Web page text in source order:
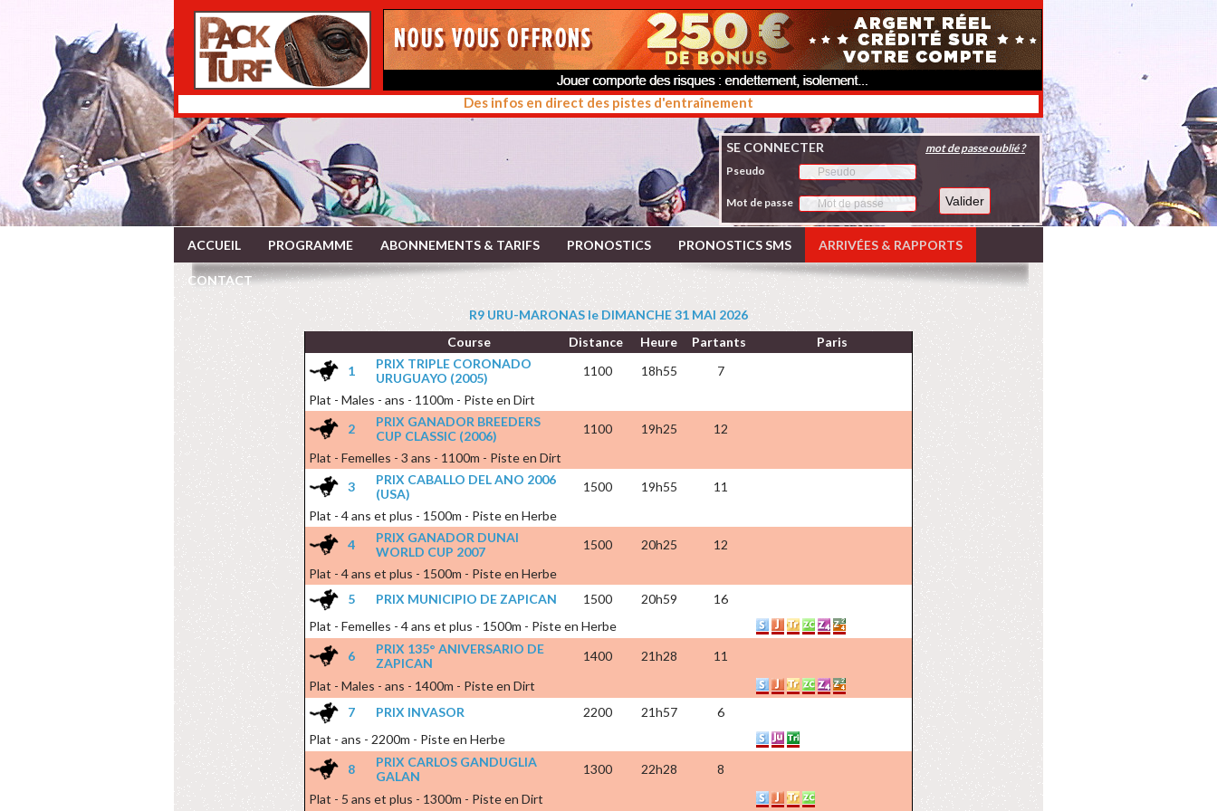
Des infos en direct des pistes d'entraînement
SE CONNECTER
Pseudo
Mot de passe
mot de passe oublié ?
ACCUEIL PROGRAMME ABONNEMENTS & TARIFS PRONOSTICS PRONOSTICS SMS ARRIVÉES & RAPPORTS
CONTACT
R9 URU-MARONAS le DIMANCHE 31 MAI 2026
Course
Distance Heure Partants
Paris
1
PRIX TRIPLE CORONADO
URUGUAYO (2005)
1100 18h55
7
Plat - Males - ans - 1100m - Piste en Dirt
2
PRIX GANADOR BREEDERS
CUP CLASSIC (2006)
1100 19h25
12
Plat - Femelles - 3 ans - 1100m - Piste en Dirt
3
PRIX CABALLO DEL ANO 2006
(USA)
1500 19h55
11
Plat - 4 ans et plus - 1500m - Piste en Herbe
4
PRIX GANADOR DUNAI
WORLD CUP 2007
1500 20h25
12
Plat - 4 ans et plus - 1500m - Piste en Herbe
5
PRIX MUNICIPIO DE ZAPICAN 1500 20h59
16
Plat - Femelles - 4 ans et plus - 1500m - Piste en Herbe
6
PRIX 135° ANIVERSARIO DE
ZAPICAN
1400 21h28
11
Plat - Males - ans - 1400m - Piste en Dirt
7
PRIX INVASOR 2200 21h57
6
Plat - ans - 2200m - Piste en Herbe
8
PRIX CARLOS GANDUGLIA
GALAN
1300 22h28
8
Plat - 5 ans et plus - 1300m - Piste en Dirt